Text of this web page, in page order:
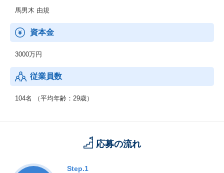
馬男木 由規
資本金
3000万円
従業員数
104名 （平均年齢：29歳）
応募の流れ
Step.1